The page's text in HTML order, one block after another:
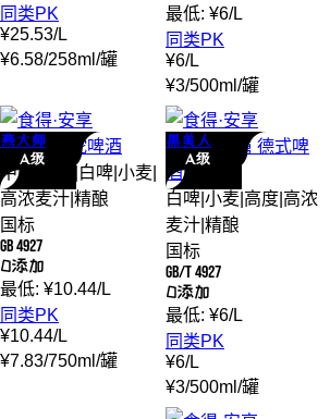
同类PK
¥25.53/L
¥6.58/258ml /罐
最低: ¥6/L
同类PK
¥6/L
¥3/500ml /罐
燕大师
A级
燕大师 毒蛇啤酒
中度
白啤 小麦
高浓麦汁 精酿
国标
GB 4927
0添加
最低: ¥10.44/L
同类PK
¥10.44/L
¥7.83/750ml /罐
黑美人
A级
黑美人 哈舅 德式啤
酒
白啤 小麦 高度 高浓
麦汁 精酿
国标
GB/T 4927
0添加
最低: ¥6/L
同类PK
¥6/L
¥3/500ml /罐